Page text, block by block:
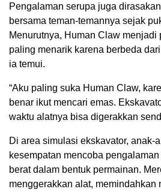
Pengalaman serupa juga
bersama teman-temannya sejak
Menurutnya, Human Claw menjadi
paling menarik karena berbeda
ia temui.
“Aku paling suka Human Claw,
benar ikut mencari emas.
waktu alatnya bisa digerakkan
Di area simulasi ekskavator, anak-
kesempatan mencoba
berat dalam bentuk permainan.
menggerakkan alat, memindahkan